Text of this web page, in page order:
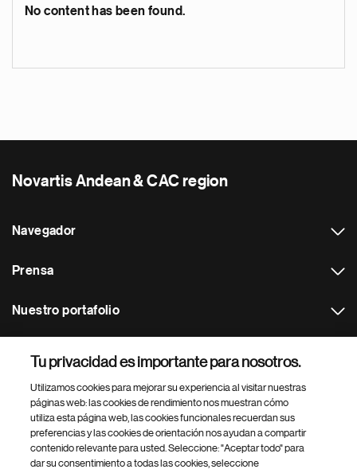
No content has been found.
Novartis Andean & CAC region
Navegador
Prensa
Nuestro portafolio
Footer Site Search
Tu privacidad es importante para nosotros.
Utilizamos cookies para mejorar su experiencia al visitar nuestras
páginas web: las cookies de rendimiento nos muestran cómo
utiliza esta página web, las cookies funcionales recuerdan sus
preferencias y las cookies de orientación nos ayudan a compartir
contenido relevante para usted. Seleccione: "Aceptar todo" para
dar su consentimiento a todas las cookies, seleccione